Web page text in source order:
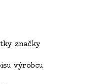
značky
výrobcu